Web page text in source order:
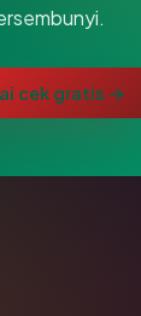
cek gratis →